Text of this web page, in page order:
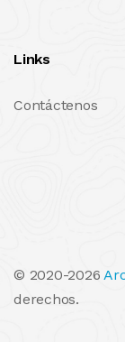
Links
Contáctenos
© 2020-2026
derechos.